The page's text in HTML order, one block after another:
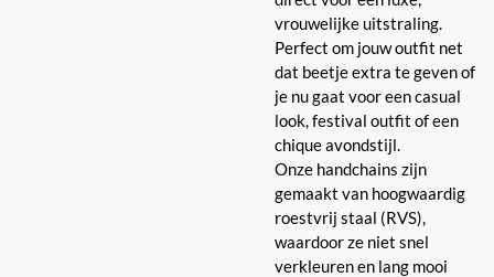
vrouwelijke uitstraling.
Perfect om jouw outfit net
dat beetje extra te geven of
je nu gaat voor een casual
look, festival outfit of een
chique avondstijl.
Onze handchains zijn
gemaakt van hoogwaardig
roestvrij staal (RVS),
waardoor ze niet snel
verkleuren en lang mooi